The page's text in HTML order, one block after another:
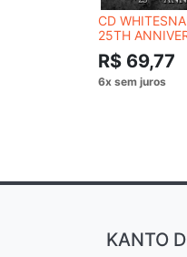
CD
25TH
R$ 69,77
KANTO